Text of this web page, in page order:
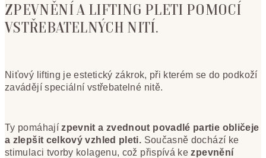
ZPEVNĚNÍ A LIFTING PLETI POMOCÍ
VSTŘEBATELNÝCH NITÍ.
Niťový lifting je estetický zákrok, při kterém se do podkoží
zavádějí speciální vstřebatelné nitě.
Ty pomáhajízpevnit a zvednout povadlé partie obličeje
a zlepšit celkový vzhled pleti. Současně dochází ke
stimulaci tvorby kolagenu, což přispívá kezpevnění